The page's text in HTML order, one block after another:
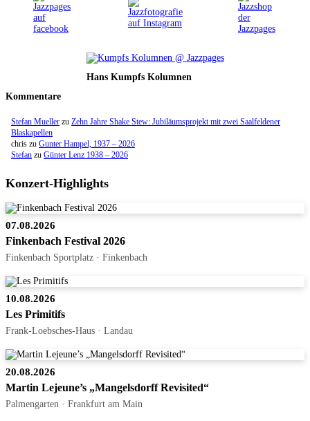
Hans Kumpfs Kolumnen
Kommentare
Stefan Mueller zu Zehn Jahre Shake Stew: Jubiläumsprojekt mit zwei Saalfeldener
Blaskapellen
chris zu Gunter Hampel, 1937 – 2026
Stefan zu Günter Lenz 1938 – 2026
Konzert-Highlights
07.08.2026
Finkenbach Festival 2026
Finkenbach Sportplatz · Finkenbach
10.08.2026
Les Primitifs
Frank-Loebsches-Haus · Landau
20.08.2026
Martin Lejeune’s „Mangelsdorff Revisited“
Palmengarten · Frankfurt am Main